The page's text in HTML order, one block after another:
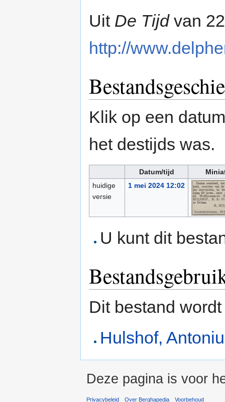
Uit De Tijdvan
http://
Klik op een
het destijds was.
Datum/tijd
huidige
versie
1 mei 2024 12:02
U kunt dit
Dit bestand
Hulshof,
Deze pagina is voor
Privacybeleid Over Berghapedia Voorbehoud